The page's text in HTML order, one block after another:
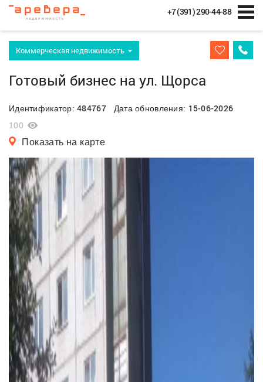
+7 (391) 290-44-88
Коммерческая недвижимость
Готовый бизнес на ул. Щорса
Идентификатор:484767Дата обновления: 15-06-2026
100
Показать на карте